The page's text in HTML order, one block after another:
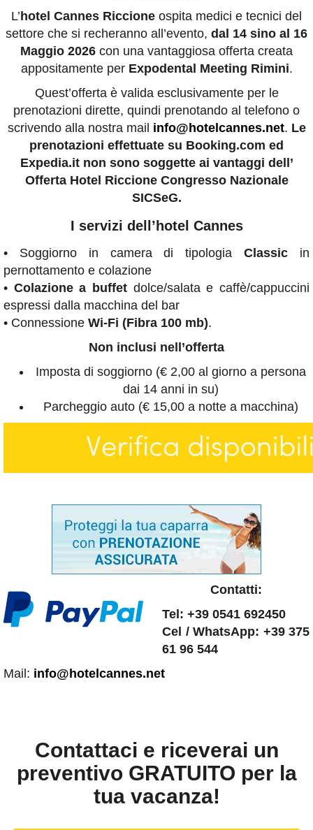
L’ hotel Cannes Riccione ospita medici e tecnici del
settore che si recheranno all’evento, dal 14 sino al 16
Maggio 2026 con una vantaggiosa offerta creata
appositamente per Expodental Meeting Rimini.
Quest’offerta è valida esclusivamente per le
prenotazioni dirette, quindi prenotando al telefono o
scrivendo alla nostra mail info@hotelcannes.net. Le
prenotazioni effettuate su Booking.com ed
Expedia.it non sono soggette ai vantaggi dell’
Offerta Hotel Riccione Congresso Nazionale
SICSeG.
I servizi dell’hotel Cannes
• Soggiorno in camera di tipologia Classic in
pernottamento e colazione
• Colazione a buffet dolce/salata e caffè/cappuccini
espressi dalla macchina del bar
• Connessione Wi-Fi (Fibra 100 mb).
Non inclusi nell’offerta
Imposta di soggiorno (€ 2,00 al giorno a persona
dai 14 anni in su)
Parcheggio auto (€ 15,00 a notte a macchina)
Contatti:
Tel: +39 0541 692450
Cel / WhatsApp: +39 375
61 96 544
Mail: info@hotelcannes.net
Contattaci e riceverai un
preventivo GRATUITO per la
tua vacanza!